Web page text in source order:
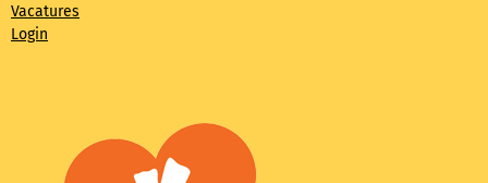
Vacatures
Login